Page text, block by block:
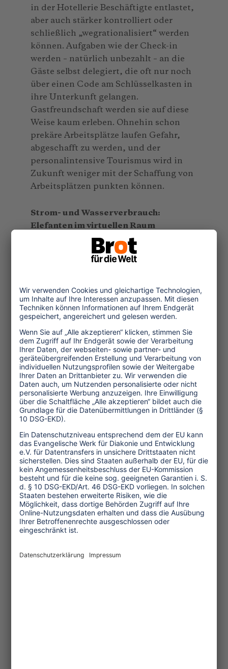
in der Hotellerie Beschäftigte entlastet,
aber auch stärker kontrolliert oder
schließlich „wegrationalisiert“ werden
können. Aufgaben wie der Check-in
werden – natürlich unbezahlt – an die
Gäste selbst delegiert, die oft nur noch
über einen Code am Schlüsselkasten in
ihre Unterkunft gelangen.
Gastfreundschaft werden sie auf diese
Weise kaum erleben. Ohnehin schon
prekäre Arbeitsplätze laufen Gefahr,
abgeschafft zu werden, und der
personalintensive Tourismus wird in
Zukunft weniger mit der Schaffung von
Arbeitsplätzen punkten können.
Strom- und Wasserverbrauch:
Elefanten im virtuellen Raum
Die Beiträge machen deutlich, wie an
vielen Stellen im Tourismus
Technologien ersetzt wird. Dies hat
weitreichende Konsequenzen, die über
den Tourismussektor selbst
hinausgehen. Viele digitale
Technologien erfordern enorme
Rechenleistung, verursachen erhebliche
CO2-Emissionen und treiben weltweit
den Klimawandel voran. Die
Anwendungen im Tourismus tragen zur
Nachfrage nach ressourcenintensiven
Supercomputing-Zentren bei, die
sowohl Daten speichern als auch
Rechenleistungen erbringen. Solche
Zentren benötigen neben dem
Wasserbedarf der stromproduzierenden
Kraftwerke ebenso enorme Mengen an
Kühlwasser. Auch die Probleme im
Zusammenhang mit den steigenden
Mengen an Elektronikschrott sind
bislang ungelöst.
Noch sind nicht alle dieser Tech-Trends